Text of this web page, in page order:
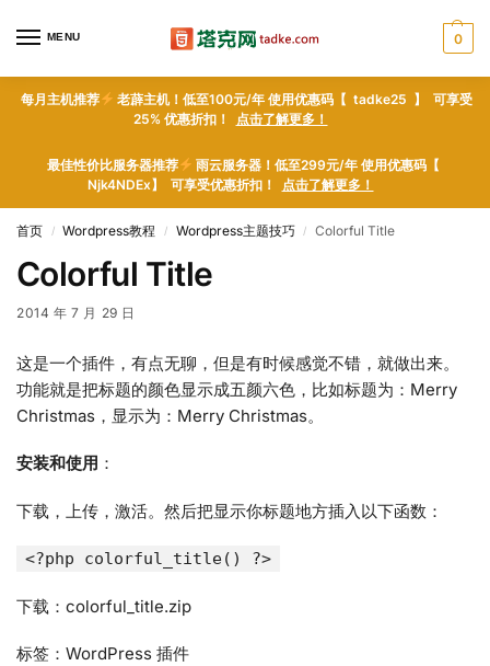
MENU 0
每月主机推荐
老薜主机！低至100元/年 使用优惠码【 tadke25 】 可享受
25% 优惠折扣！ 点击了解更多！
最佳性价比服务器推荐
雨云服务器！低至299元/年 使用优惠码【
Njk4NDEx】 可享受优惠折扣！ 点击了解更多！
首页 / Wordpress教程 / Wordpress主题技巧 / Colorful Title
Colorful Title
2014 年 7 月 29 日
这是一个插件，有点无聊，但是有时候感觉不错，就做出来。
功能就是把标题的颜色显示成五颜六色，比如标题为：Merry
Christmas，显示为：Merry Christmas。
安装和使用 ：
下载，上传，激活。然后把显示你标题地方插入以下函数：
<?php colorful_title() ?>
下载：colorful_title.zip
标签：WordPress 插件